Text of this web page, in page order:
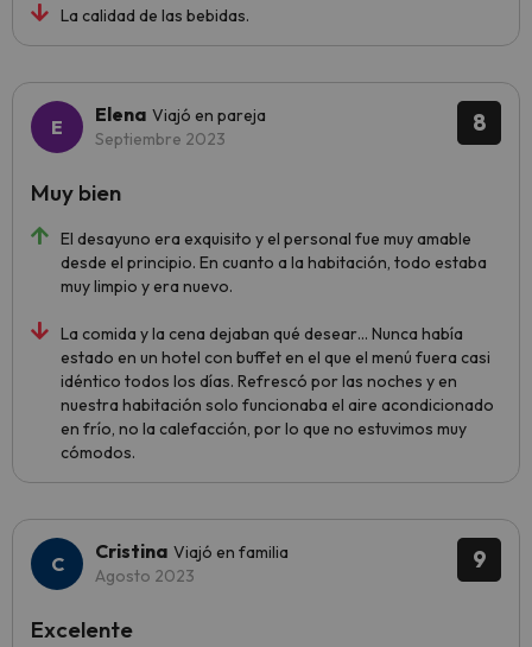
La calidad de las bebidas.
8
Elena Viajó en pareja
Septiembre 2023
El desayuno era exquisito y el personal fue muy amable
desde el principio. En cuanto a la habitación, todo estaba
muy limpio y era nuevo.
La comida y la cena dejaban qué desear… Nunca había
estado en un hotel con buffet en el que el menú fuera casi
idéntico todos los días. Refrescó por las noches y en
nuestra habitación solo funcionaba el aire acondicionado
en frío, no la calefacción, por lo que no estuvimos muy
cómodos.
Muy bien
9
Cristina Viajó en familia
Agosto 2023
Excelente